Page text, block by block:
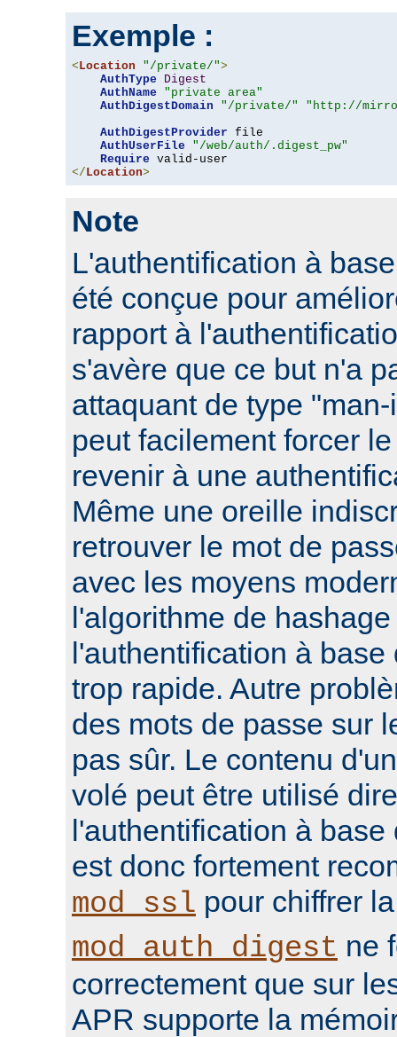
Exemple :
< Location "/private/">
AuthType
Digest
AuthName
"private area"
AuthDigestDomain
"/private/"
"http://
AuthDigestProvider file
AuthUserFile
"/web/auth/.digest_pw"
Require
</ Location>
Note
L'authentification à
été conçue pour
rapport à
s'avère que ce but n'a
attaquant de type
peut facilement forcer
revenir à une
Même une oreille
retrouver le mot de
avec les moyens
l'algorithme de
l'authentification à
trop rapide. Autre
des mots de passe sur
pas sûr. Le contenu
volé peut être utilisé
l'authentification à base
est donc fortement
mod_ssl pour chiffrer
mod_auth_digest ne
correctement que sur
APR supporte la